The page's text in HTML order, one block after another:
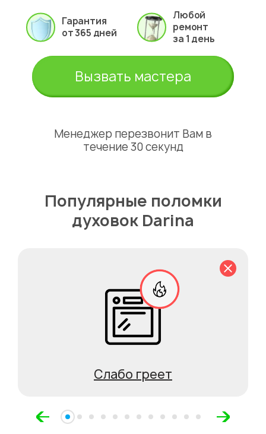
Гарантия
от 365 дней
Любой
ремонт
за 1 день
Вызвать мастера
Менеджер перезвонит Вам в
течение 30 секунд
Популярные поломки
духовок Darina
Слабо греет